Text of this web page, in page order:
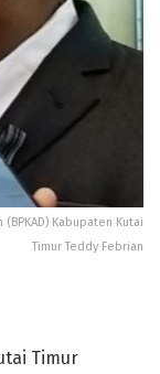
Kabupaten Kutai
Timur Teddy Febrian
Timur